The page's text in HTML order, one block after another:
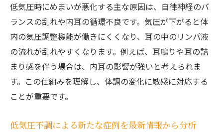
ふわふわめまいと自律神経の関係性を解説
低気圧不調により起こる多様な症状を整理
めまいと吐き気が同時に現れた時のセルフ
ケア
ふわふわ感が続く時の医療機関の選び方
低気圧不調の影響を減らす生活上の工夫
低気圧不調とメニエール病発症リスクの関
低気圧時にめまいが悪化する主な原因は、自律神経のバ
ランスの乱れや内耳の循環不良です。気圧が下がると体
内の気圧調整機能が働きにくくなり、耳の中のリンパ液
の流れが乱れやすくなります。例えば、耳鳴りや耳の詰
まり感を伴う場合は、内耳の影響が強いと考えられま
す。この仕組みを理解し、体調の変化に敏感に対応する
ことが重要です。
低気圧不調による新たな症例を最新情報から分析